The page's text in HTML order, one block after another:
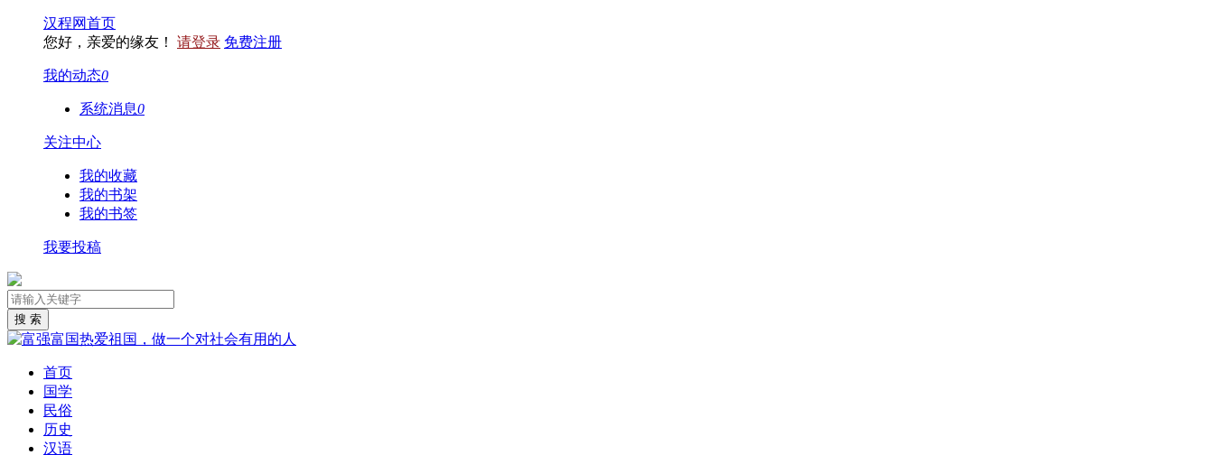
汉程网首页
您好，亲爱的缘友！ 请登录 免费注册
我的动态0
系统消息0
关注中心
我的收藏
我的书架
我的书签
我要投稿
首页
国学
民俗
历史
汉语